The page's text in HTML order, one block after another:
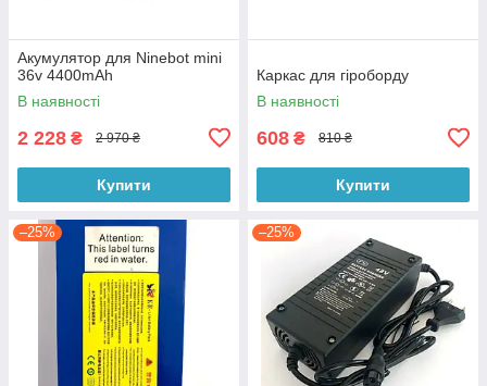
Акумулятор для Ninebot mini
36v 4400mAh
В наявності
2 228 ₴ 2 970 ₴
Купити
Каркас для гіроборду
В наявності
608 ₴ 810 ₴
Купити
–25% –25%